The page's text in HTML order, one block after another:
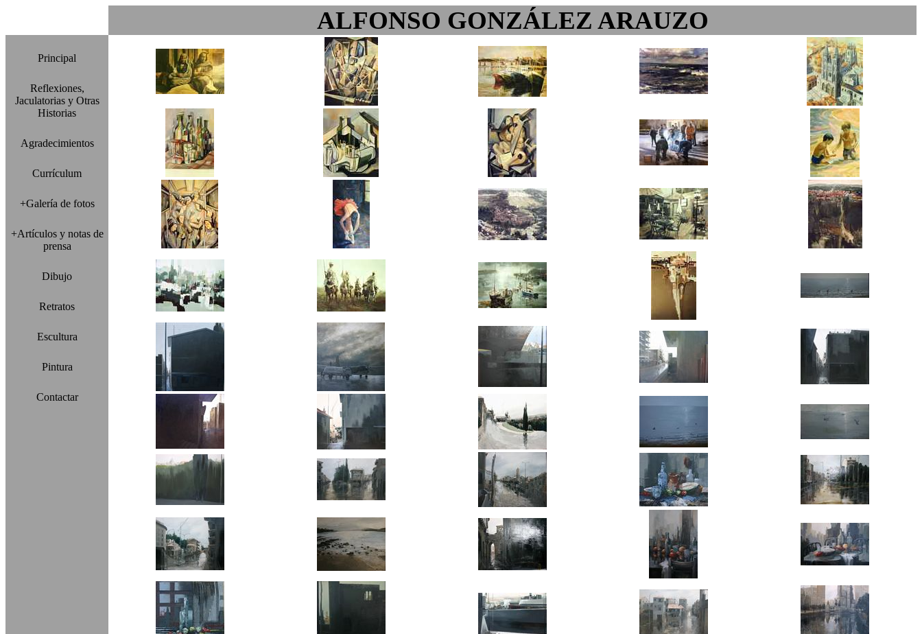
ALFONSO GONZÁLEZ ARAUZO
Principal
Reflexiones,
Jaculatorias y Otras
Historias
Agradecimientos
Currículum
+Galería de fotos
+Artículos y notas de
prensa
Dibujo
Retratos
Escultura
Pintura
Contactar